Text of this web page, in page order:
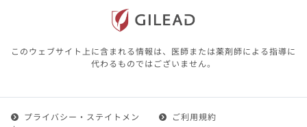
このウェブサイト上に含まれる情報は、医師または薬剤師による指導に
代わるものではございません。
プライバシー・ステイトメン
ご利用規約